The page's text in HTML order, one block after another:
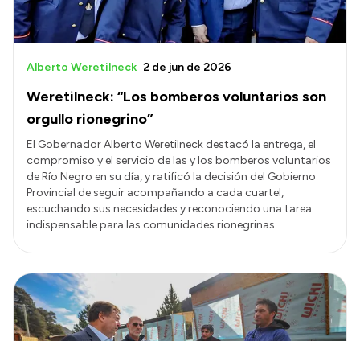
Weretilneck: “Los bomberos voluntarios son
orgullo rionegrino”
Alberto Weretilneck 2 de jun de 2026
El Gobernador Alberto Weretilneck destacó la entrega, el
compromiso y el servicio de las y los bomberos voluntarios
de Río Negro en su día, y ratificó la decisión del Gobierno
Provincial de seguir acompañando a cada cuartel,
escuchando sus necesidades y reconociendo una tarea
indispensable para las comunidades rionegrinas.